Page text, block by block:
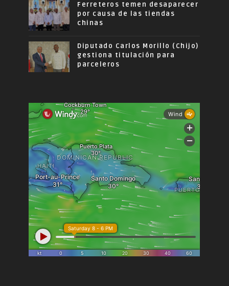
Ferreteros temen desaparecer
por causa de las tiendas
chinas
Diputado Carlos Morillo (Chijo)
gestiona titulación para
parceleros